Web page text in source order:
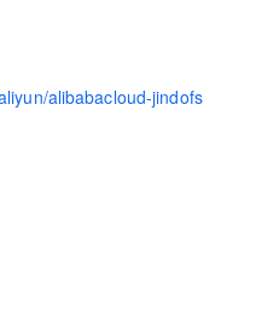
alibabacloud-jindofs